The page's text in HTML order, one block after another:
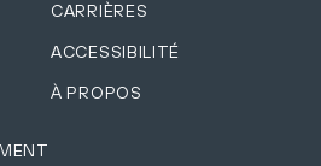
CARRIÈRES
ACCESSIBILITÉ
À PROPOS